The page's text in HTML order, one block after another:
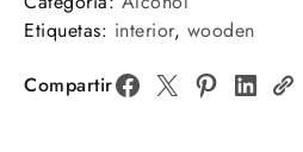
Etiquetas: interior, wooden
Compartir